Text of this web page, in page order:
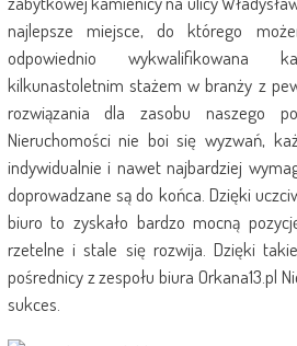
najlepsze miejsce, do którego
odpowiednio wykwalifikowana
kilkunastoletnim stażem w branży z
rozwiązania dla zasobu naszego
Nieruchomości nie boi się wyzwań,
indywidualnie i nawet najbardziej
doprowadzane są do końca. Dzięki
biuro to zyskało bardzo mocną
rzetelne i stale się rozwija. Dzięki
pośrednicy z zespołu biura Orkana13.pl
sukces.